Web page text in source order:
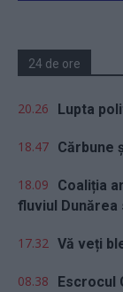
24 de ore
20.26 Lupta
18.47 Cărbune
18.09
Coaliția
fluviul
17.32 Vă veți
08.38 Escrocul